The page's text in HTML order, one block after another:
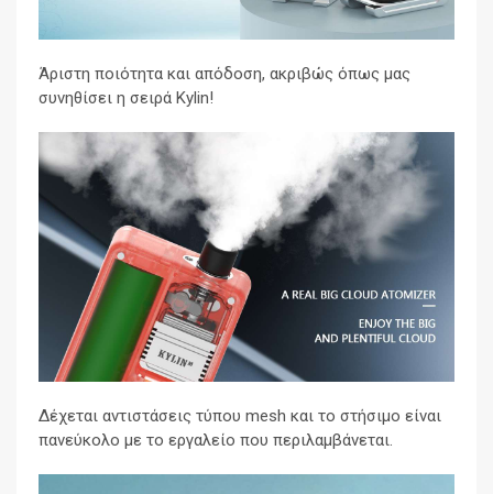
Άριστη ποιότητα και απόδοση, ακριβώς όπως μας
συνηθίσει η σειρά Kylin!
Δέχεται αντιστάσεις τύπου mesh και το στήσιμο είναι
πανεύκολο με το εργαλείο που περιλαμβάνεται.